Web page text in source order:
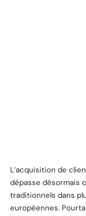
L’acquisition de
dépasse désormais
traditionnels dans
européennes.